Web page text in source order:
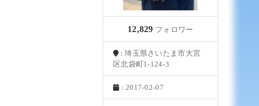
12,829 フォロワー
: 埼玉県さいたま市大宮
区北袋町1-124-3
: 2017-02-07